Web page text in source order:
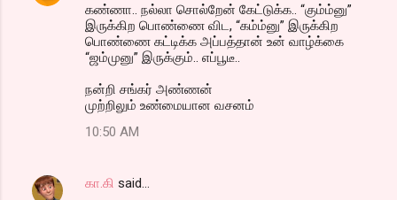
கண்ணா.. நல்லா சொல்றேன் கேட்டுக்க.. “கும்ம்னு”
இருக்கிற பொண்ணை விட, “கம்ம்னு” இருக்கிற
பொண்ணை கட்டிக்க அப்பத்தான் உன் வாழ்க்கை
“ஜம்முனு” இருக்கும்.. எப்பூடீ..
நன்றி சங்கர் அண்ணன்
முற்றிலும் உண்மையான வசனம்
10:50 AM
கா.கி said…